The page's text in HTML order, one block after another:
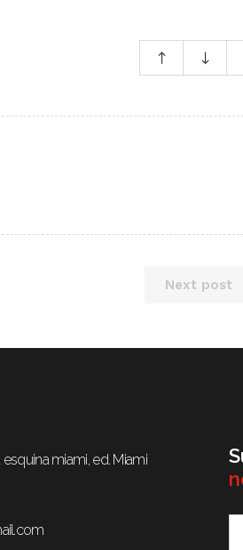
Next post
esquina miami, ed. Miami